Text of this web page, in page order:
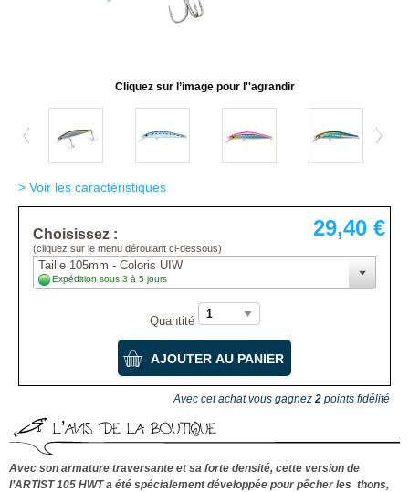
Cliquez sur l’image pour l''agrandir
> Voir les caractéristiques
29,40 €
Choisissez :
(cliquez sur le menu déroulant ci-dessous)
Taille 105mm - Coloris UIW
Expédition sous 3 à 5 jours
Quantité
Avec cet achat vous gagnez2 points fidélité
L’AVIS DE LA BOUTIQUE
Avec son armature traversante et sa forte densité, cette version de
l’ARTIST 105 HWT a été spécialement développée pour pêcher les thons,